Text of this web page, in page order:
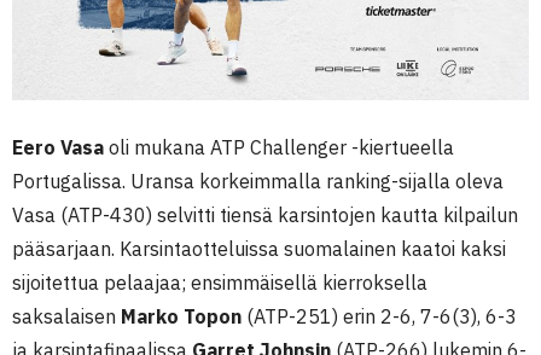
Eero Vasa oli mukana ATP Challenger -kiertueella
Portugalissa. Uransa korkeimmalla ranking-sijalla oleva
Vasa (ATP-430) selvitti tiensä karsintojen kautta kilpailun
pääsarjaan. Karsintaotteluissa suomalainen kaatoi kaksi
sijoitettua pelaajaa; ensimmäisellä kierroksella
saksalaisen Marko Topon (ATP-251) erin 2-6, 7-6(3), 6-3